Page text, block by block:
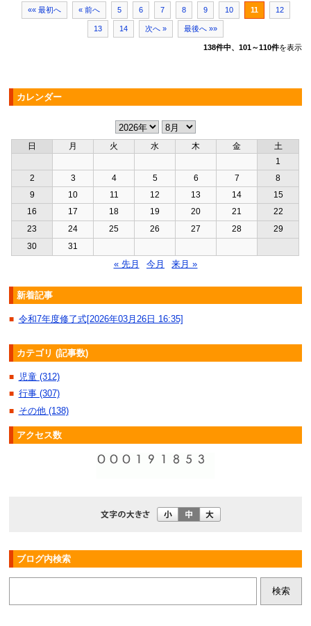
«« 最初へ « 前へ 5 6 7 8 9 10 11 12
13 14 次へ » 最後へ »»
138件中、101～110件を表示
カレンダー
日 月 火 水 木 金
土
1
2
3 4 5 6 7
8
9
10 11 12 13 14
15
16
17 18 19 20 21
22
23
24 25 26 27 28
29
30
31
« 先月 今月 来月 »
新着記事
■ 令和7年度修了式[2026年03月26日 16:35]
カテゴリ (記事数)
■ 児童 (312)
■ 行事 (307)
■ その他 (138)
アクセス数
ブログ内検索